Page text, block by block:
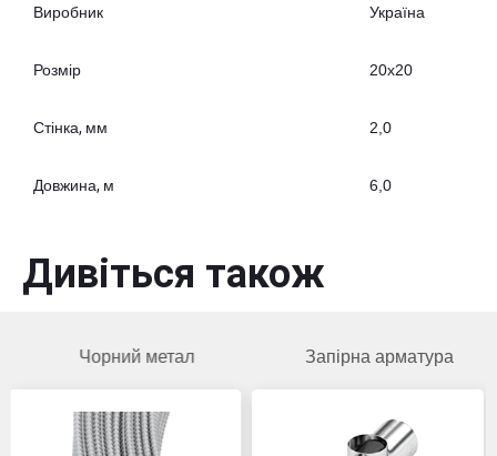
Виробник Україна
Розмір 20х20
Стінка, мм 2,0
Довжина, м 6,0
Дивіться також
метал Запірна арматура